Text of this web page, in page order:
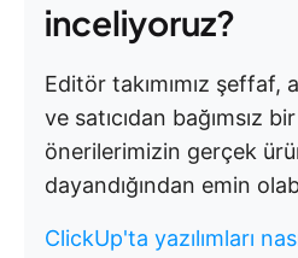
inceliyoruz?
Editör takımımız şeffaf,
ve satıcıdan bağımsız
önerilerimizin gerçek
dayandığından emin
ClickUp'ta yazılımları